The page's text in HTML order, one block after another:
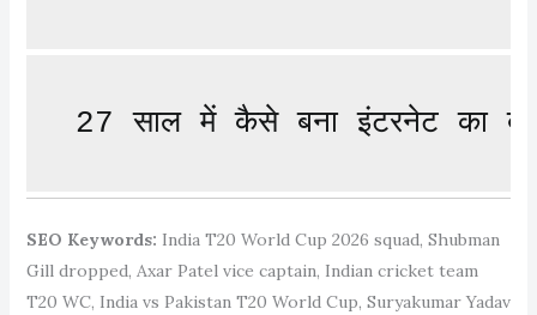
27 साल में कैसे बना इंटरनेट का
SEO Keywords: India T20 World Cup 2026 squad, Shubman
Gill dropped, Axar Patel vice captain, Indian cricket team
T20 WC, India vs Pakistan T20 World Cup, Suryakumar Yadav